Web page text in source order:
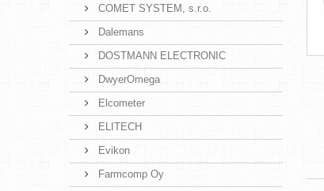
COMET SYSTEM, s.r.o.
Dalemans
DOSTMANN ELECTRONIC
DwyerOmega
Elcometer
ELITECH
Evikon
Farmcomp Oy